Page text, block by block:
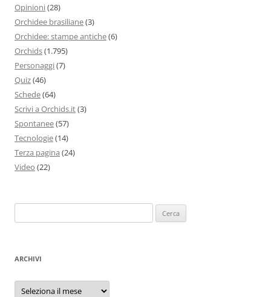
Opinioni(28)
Orchidee brasiliane(3)
Orchidee: stampe antiche(6)
Orchids(1.795)
Personaggi(7)
Quiz(46)
Schede(64)
Scrivi a Orchids.it(3)
Spontanee(57)
Tecnologie(14)
Terza pagina (24)
Video (22)
per:
ARCHIVI
Archivi